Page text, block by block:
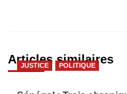
Articles similaires
JUSTICE POLITIQUE